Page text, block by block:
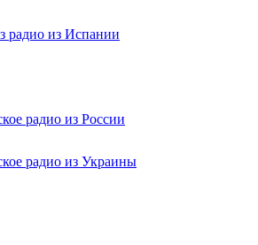
радио из Испании
радио из России
радио из Украины